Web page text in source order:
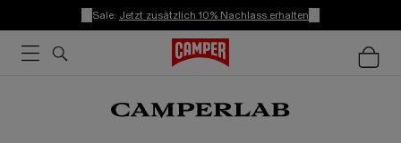
Sale: Jetzt zusätzlich 10% Nachlass erhalten